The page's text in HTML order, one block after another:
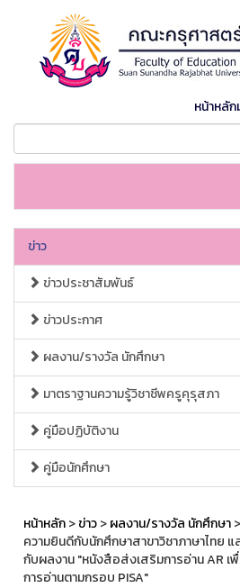
หน้าหลั
ข่าว
ข่าวประชาสัมพันธ์
ข่าวประกาศ
ผลงาน/รางวัล นักศึกษา
มาตราฐานความรู้วิชาชีพครูคุรุสภา
คู่มือปฏิบัติงาน
คู่มือนักศึกษา
หน้าหลัก>ข่าว>ผลงาน/รางวัล นักศึกษา
ความยินดีกับนักศึกษาสาขาวิชาภาษาไทย แ
กับผลงาน "หนังสือส่งเสริมการอ่าน AR
การอ่านตามกรอบ PISA"